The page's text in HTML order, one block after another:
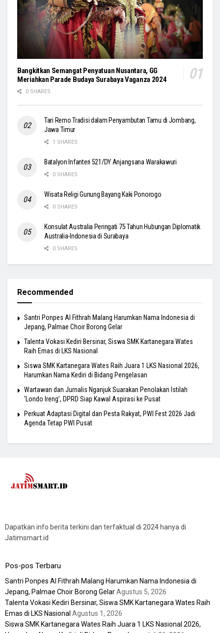
Bangkitkan Semangat Penyatuan Nusantara, GG
Meriahkan Parade Budaya Surabaya Vaganza 2024
0 SHARES
Tari Remo Tradisi dalam Penyambutan Tamu di Jombang,
Jawa Timur
1 SHARES
Batalyon Infanteri 521/DY Anjangsana Warakawuri
0 SHARES
Wisata Religi Gunung Bayang Kaki Ponorogo
0 SHARES
Konsulat Australia Peringati 75 Tahun Hubungan Diplomatik
Australia-Indonesia di Surabaya
0 SHARES
Recommended
Santri Ponpes Al Fithrah Malang Harumkan Nama Indonesia di
Jepang, Palmae Choir Borong Gelar
Talenta Vokasi Kediri Bersinar, Siswa SMK Kartanegara Wates
Raih Emas di LKS Nasional
Siswa SMK Kartanegara Wates Raih Juara 1 LKS Nasional 2026,
Harumkan Nama Kediri di Bidang Pengelasan
Wartawan dan Jurnalis Nganjuk Suarakan Penolakan Istilah
‘Londo Ireng’, DPRD Siap Kawal Aspirasi ke Pusat
Perkuat Adaptasi Digital dan Pesta Rakyat, PWI Fest 2026 Jadi
Agenda Tetap PWI Pusat
Dapatkan info berita terkini dan terfaktual di 2024 hanya di
Jatimsmart.id
Pos-pos Terbaru
Santri Ponpes Al Fithrah Malang Harumkan Nama Indonesia di
Jepang, Palmae Choir Borong GelarAgustus 5, 2026
Talenta Vokasi Kediri Bersinar, Siswa SMK Kartanegara Wates Raih
Emas di LKS Nasional Agustus 1, 2026
Siswa SMK Kartanegara Wates Raih Juara 1 LKS Nasional 2026,